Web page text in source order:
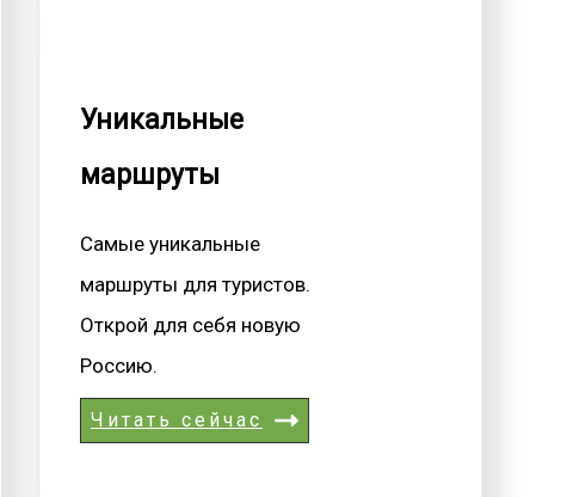
Уникальные
маршруты
Самые уникальные
маршруты для туристов.
Открой для себя новую
Россию.
Читать сейчас